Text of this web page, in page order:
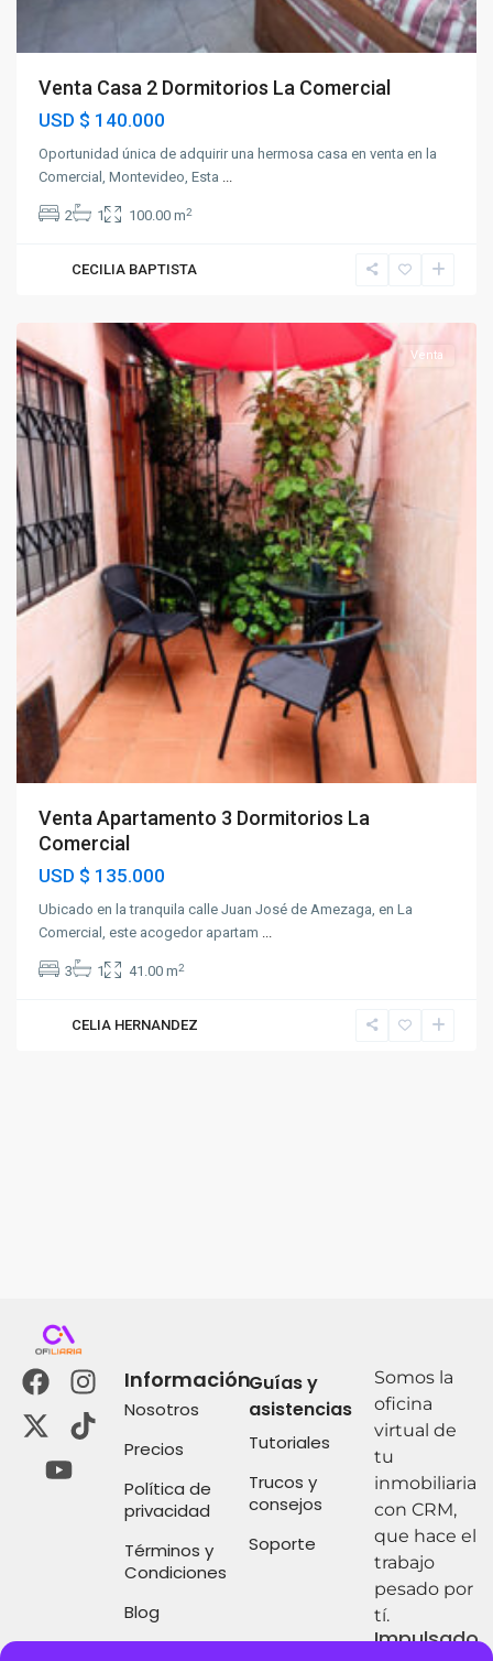
Venta Casa 2 Dormitorios La Comercial
USD $ 140.000
Oportunidad única de adquirir una hermosa casa en venta en la
Comercial, Montevideo, Esta ...
2 1 100.00 m2
CECILIA BAPTISTA
Venta
Venta Apartamento 3 Dormitorios La
Comercial
USD $ 135.000
Ubicado en la tranquila calle Juan José de Amezaga, en La
Comercial, este acogedor apartam ...
3 1 41.00 m2
CELIA HERNANDEZ
Información
Nosotros
Precios
Política de
privacidad
Términos y
Condiciones
Blog
Guías y
asistencias
Tutoriales
Trucos y
consejos
Soporte
Somos la
oficina
virtual de
tu
inmobiliaria
con CRM,
que hace el
trabajo
pesado por
tí.
Impulsado